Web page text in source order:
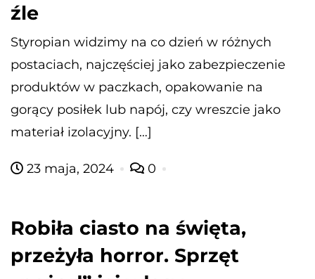
źle
Styropian widzimy na co dzień w różnych
postaciach, najczęściej jako zabezpieczenie
produktów w paczkach, opakowanie na
gorący posiłek lub napój, czy wreszcie jako
materiał izolacyjny. […]
23 maja, 2024 0
Robiła ciasto na święta,
przeżyła horror. Sprzęt